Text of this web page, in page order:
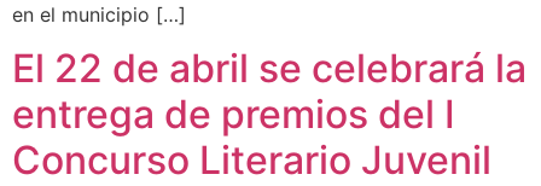
en el municipio […]
El 22 de abril se celebrará la
entrega de premios del I
Concurso Literario Juvenil